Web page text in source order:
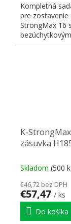
Kompletná
pre zostavenie
StrongMax 16 s
"PUSH".
K-
zásuvka
Skladom (500
€46,72 bez DPH
€57,47 / ks
Do košíka